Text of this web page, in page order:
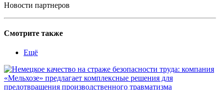
Новости партнеров
Смотрите также
Ещё